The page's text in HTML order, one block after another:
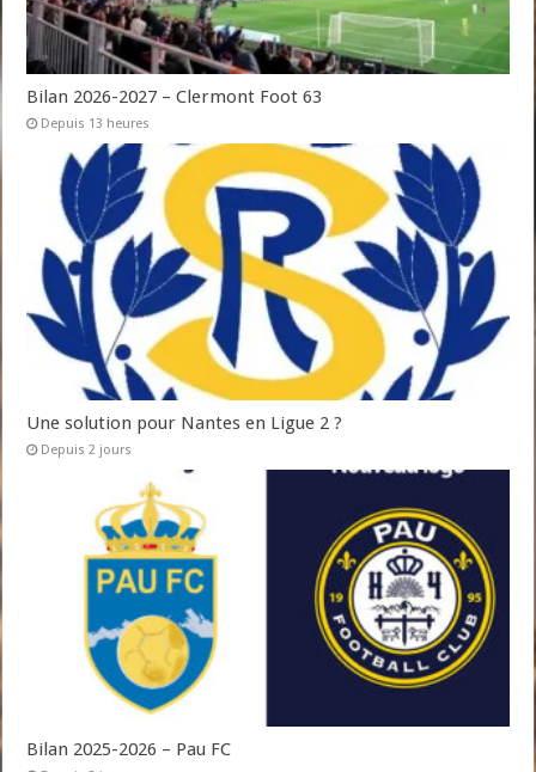
Bilan 2026-2027 – Clermont Foot 63
Depuis 13 heures
Une solution pour Nantes en Ligue 2 ?
Depuis 2 jours
Bilan 2025-2026 – Pau FC